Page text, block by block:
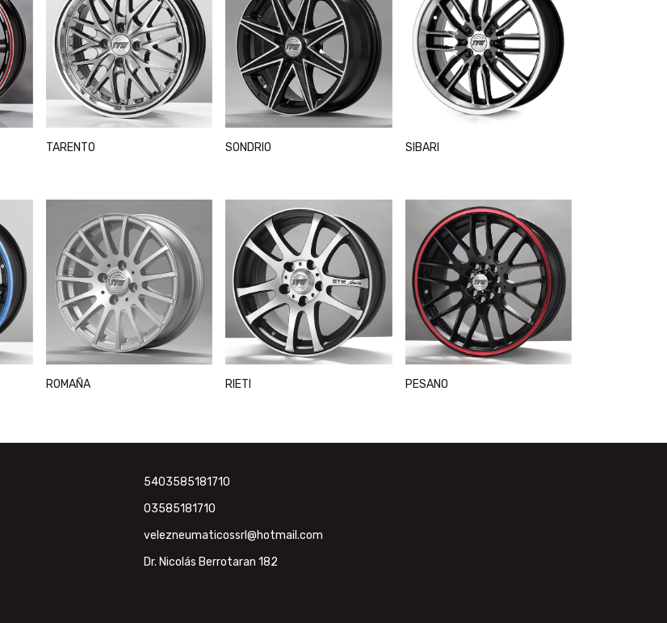
TARENTO SONDRIO SIBARI
ROMAÑA RIETI PESANO
5403585181710
03585181710
velezneumaticossrl@hotmail.com
Dr. Nicolás Berrotaran 182